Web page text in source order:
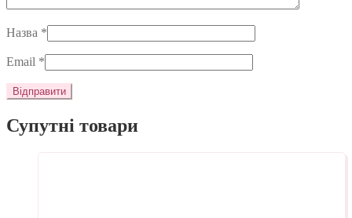
Назва *
Email *
Супутні товари